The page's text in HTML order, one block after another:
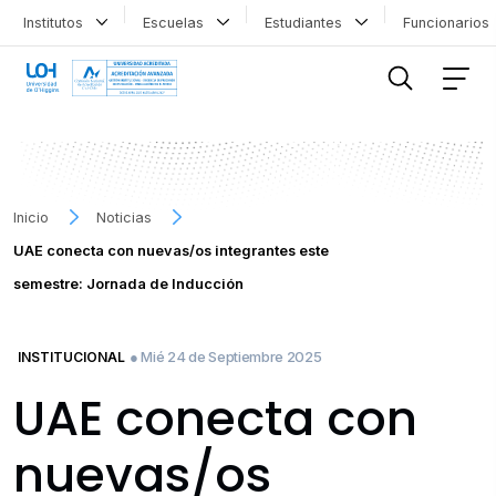
Institutos Escuelas Estudiantes
Inicio
Noticias
UAE conecta con nuevas/os integrantes este
semestre: Jornada de Inducción
INSTITUCIONAL ● Mié 24 de Septiembre 2025
UAE conecta con
nuevas/os